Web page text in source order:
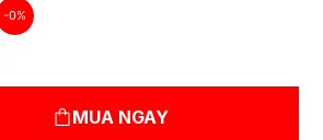
-0%
MUA NGAY